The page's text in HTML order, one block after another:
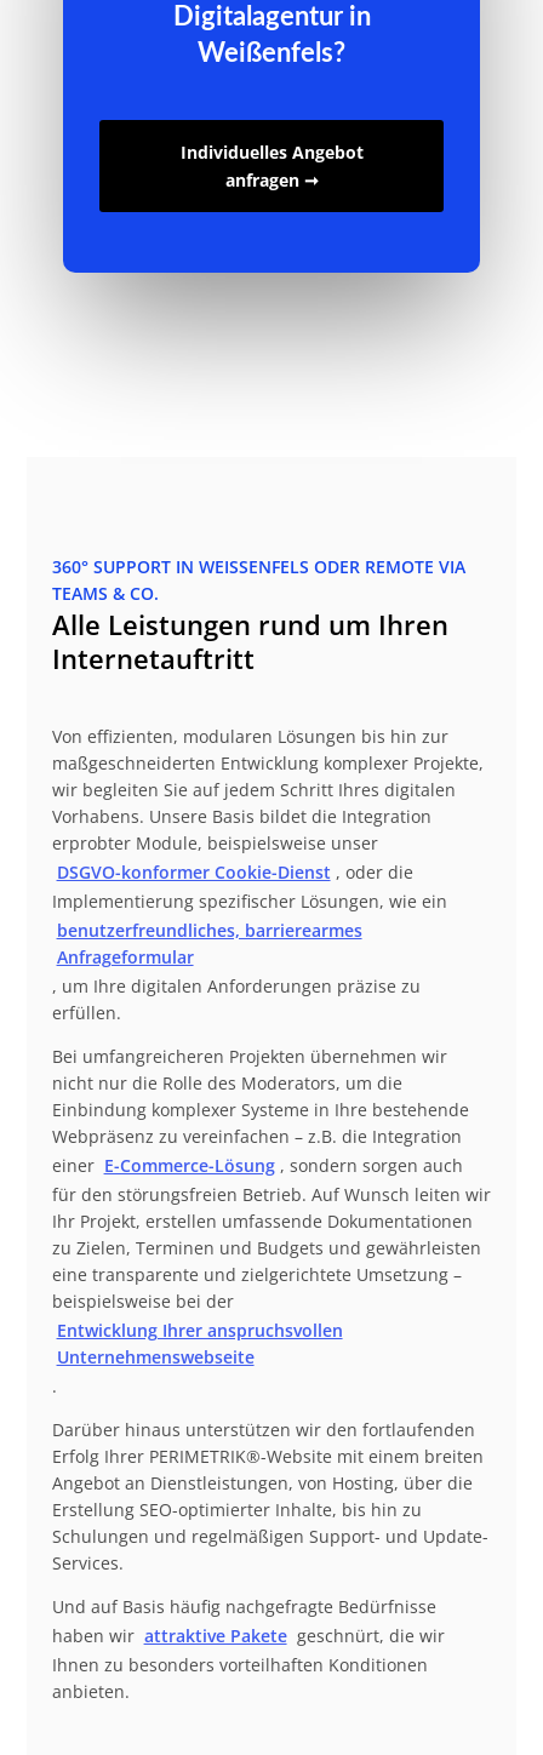
Digitalagentur in
Weißenfels?
Individuelles Angebot
anfragen ➞
360° SUPPORT IN WEISSENFELS ODER REMOTE VIA T
EAMS & CO.
Alle Leistungen rund um Ihren
Internetauftritt
Von effizienten, modularen Lösungen bis hin zur
maßgeschneiderten Entwicklung komplexer Projekte,
wir begleiten Sie auf jedem Schritt Ihres digitalen
Vorhabens. Unsere Basis bildet die Integration
erprobter Module, beispielsweise unser
DSGVO-konformer Cookie-Dienst , oder die
Implementierung spezifischer Lösungen, wie ein
benutzerfreundliches, barrierearmes
Anfrageformular
, um Ihre digitalen Anforderungen präzise zu
erfüllen.
Bei umfangreicheren Projekten übernehmen wir
nicht nur die Rolle des Moderators, um die
Einbindung komplexer Systeme in Ihre bestehende
Webpräsenz zu vereinfachen – z.B. die Integration
einer E-Commerce-Lösung , sondern sorgen auch
für den störungsfreien Betrieb. Auf Wunsch leiten wir
Ihr Projekt, erstellen umfassende Dokumentationen
zu Zielen, Terminen und Budgets und gewährleisten
eine transparente und zielgerichtete Umsetzung –
beispielsweise bei der
Entwicklung Ihrer anspruchsvollen
Unternehmenswebseite
.
Darüber hinaus unterstützen wir den fortlaufenden
Erfolg Ihrer PERIMETRIK®-Website mit einem breiten
Angebot an Dienstleistungen, von Hosting, über die
Erstellung SEO-optimierter Inhalte, bis hin zu
Schulungen und regelmäßigen Support- und Update-
Services.
Und auf Basis häufig nachgefragte Bedürfnisse
haben wir attraktive Pakete geschnürt, die wir
Ihnen zu besonders vorteilhaften Konditionen
anbieten.